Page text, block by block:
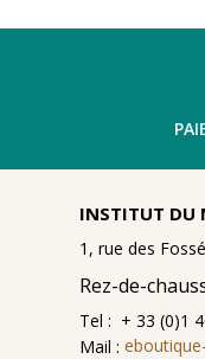
INSTITUT DU
1, rue des
Rez-de-
Tel : + 33 (0)1
Mail :